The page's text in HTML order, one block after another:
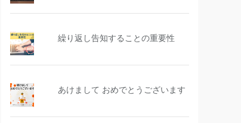
繰り返し告知することの重要性
あけまして おめでとうございます